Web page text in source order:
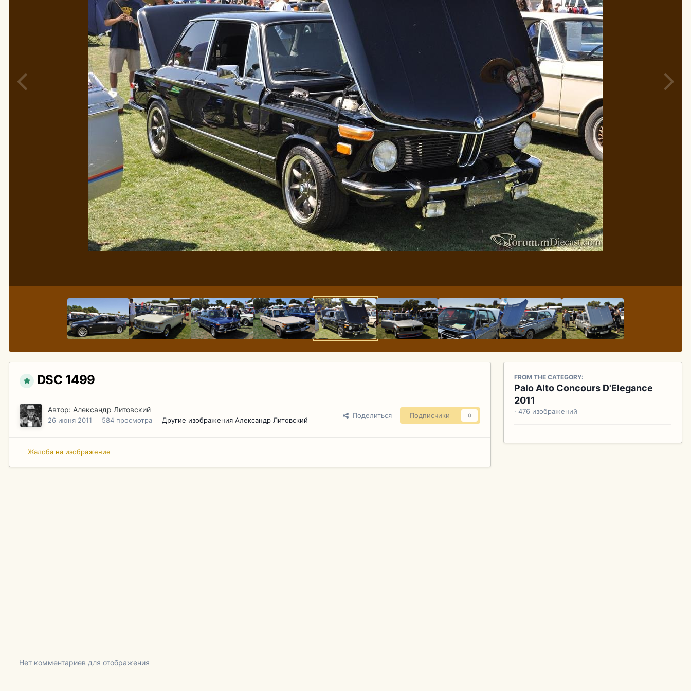
DSC 1499
Автор: Александр Литовский
26 июня 2011 584 просмотра Другие изображения Александр Литовский
Поделиться Подписчики 0
Жалоба на изображение
FROM THE CATEGORY:
Palo Alto Concours D'Elegance
2011
· 476 изображений
Нет комментариев для отображения